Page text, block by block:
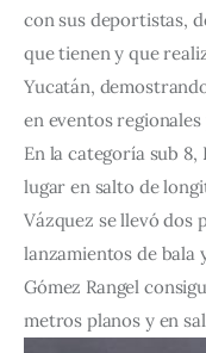
con sus deportistas,
que tienen y que
Yucatán,
en eventos
En la categoría sub
lugar en salto de
Vázquez se llevó dos
lanzamientos de bala
Gómez Rangel
metros planos y en